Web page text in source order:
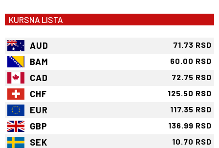
KURSNA LISTA
AUD 71.73 RSD
BAM 60.00 RSD
CAD 72.75 RSD
CHF 125.50 RSD
EUR 117.35 RSD
GBP 136.99 RSD
SEK 10.70 RSD